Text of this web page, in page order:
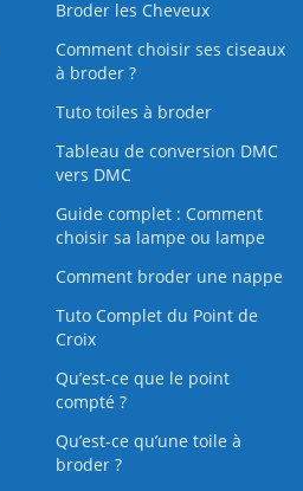
Broder les Cheveux
Comment choisir ses ciseaux
à broder ?
Tuto toiles à broder
Tableau de conversion DMC
vers DMC
Guide complet : Comment
choisir sa lampe ou lampe
Comment broder une nappe
Tuto Complet du Point de
Croix
Qu’est-ce que le point
compté ?
Qu’est‑ce qu’une toile à
broder ?